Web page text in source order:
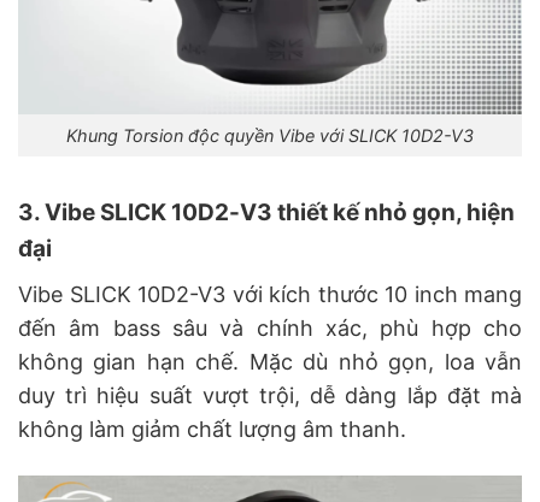
Khung Torsion độc quyền Vibe với SLICK 10D2-V3
3. Vibe SLICK 10D2-V3 thiết kế nhỏ gọn, hiện
đại
Vibe SLICK 10D2-V3 với kích thước 10 inch mang
đến âm bass sâu và chính xác, phù hợp cho
không gian hạn chế. Mặc dù nhỏ gọn, loa vẫn
duy trì hiệu suất vượt trội, dễ dàng lắp đặt mà
không làm giảm chất lượng âm thanh.